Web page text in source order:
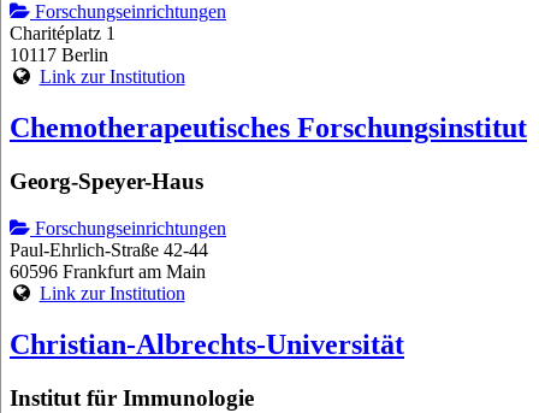
Forschungseinrichtungen
Charitéplatz 1
10117 Berlin
Link zur Institution
Chemotherapeutisches Forschungsinstitut
Georg-Speyer-Haus
Forschungseinrichtungen
Paul-Ehrlich-Straße 42-44
60596 Frankfurt am Main
Link zur Institution
Christian-Albrechts-Universität
Institut für Immunologie